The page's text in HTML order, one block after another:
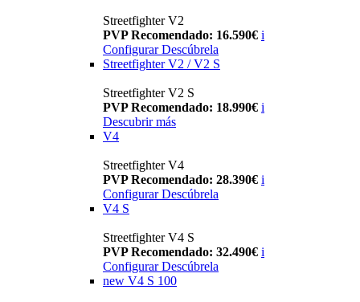
Streetfighter V2
PVP Recomendado: 16.590€ i
Configurar Descúbrela
Streetfighter V2 / V2 S
Streetfighter V2 S
PVP Recomendado: 18.990€ i
Descubrir más
V4
Streetfighter V4
PVP Recomendado: 28.390€ i
Configurar Descúbrela
V4 S
Streetfighter V4 S
PVP Recomendado: 32.490€ i
Configurar Descúbrela
new V4 S 100